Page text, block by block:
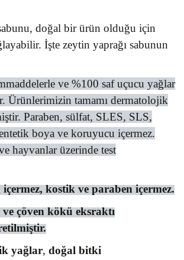
doğal bir ürün olduğu için
İşte zeytin yaprağı sabunun
ve %100 saf uçucu yağlar
Ürünlerimizin tamamı dermatolojik
Paraben, sülfat, SLES, SLS,
boya ve koruyucu içermez.
hayvanlar üzerinde test
kostik ve paraben içermez.
çöven kökü eksraktı
yağlar, doğal bitki